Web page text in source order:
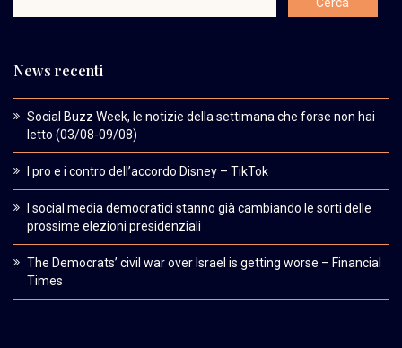
News recenti
Social Buzz Week, le notizie della settimana che forse non hai
letto (03/08-09/08)
I pro e i contro dell’accordo Disney – TikTok
I social media democratici stanno già cambiando le sorti delle
prossime elezioni presidenziali
The Democrats’ civil war over Israel is getting worse – Financial
Times